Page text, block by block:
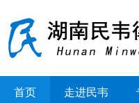
首页 走进民韦